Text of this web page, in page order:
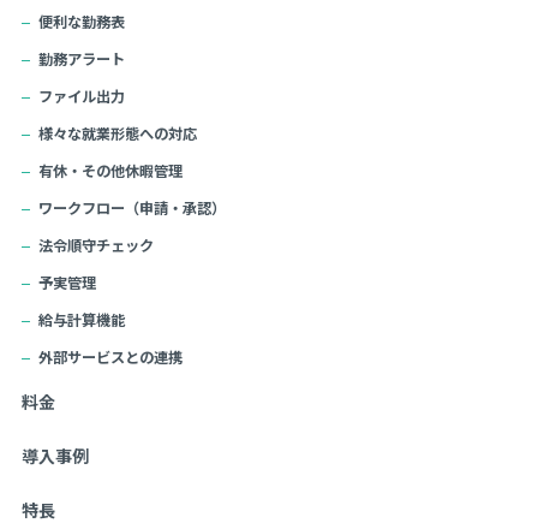
便利な勤務表
勤務アラート
ファイル出力
様々な就業形態への対応
有休・その他休暇管理
ワークフロー（申請・承認）
法令順守チェック
予実管理
給与計算機能
外部サービスとの連携
料金
導入事例
特長